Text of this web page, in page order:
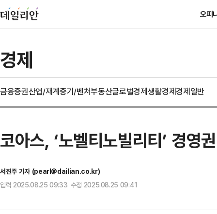
오피
경제
금융증권산업/재계중기/벤처부동산글로벌경제생활경제경제일반
코아스, ‘노벨티노빌리티’ 경
서진주 기자 (pearl@dailian.co.kr)
입력 2025.08.25 09:33 수정 2025.08.25 09:41